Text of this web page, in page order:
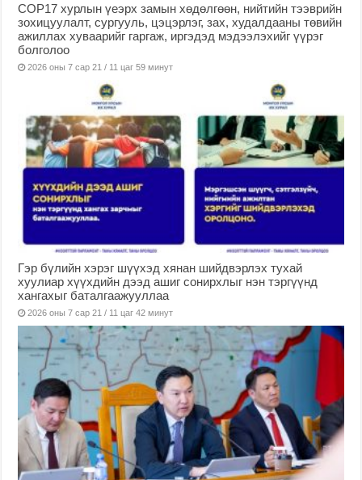
COP17 хурлын үеэрх замын хөдөлгөөн, нийтийн тээврийн
зохицуулалт, сургууль, цэцэрлэг, зах, худалдааны төвийн
ажиллах хуваарийг гаргаж, иргэдэд мэдээлэхийг үүрэг
болголоо
2026 оны 7 сар 21 / 11 цаг 59 минут
Гэр бүлийн хэрэг шүүхэд хянан шийдвэрлэх тухай
хуулиар хүүхдийн дээд ашиг сонирхлыг нэн тэргүүнд
хангахыг баталгаажууллаа
2026 оны 7 сар 21 / 11 цаг 42 минут